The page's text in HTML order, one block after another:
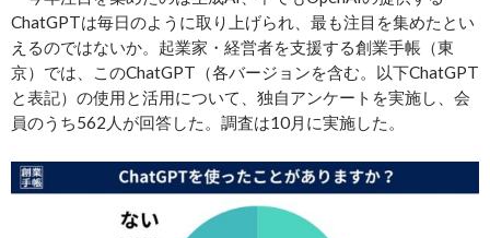
ChatGPTは毎日のように取り上げられ、最も注目を集めたとい
えるのではないか。起業家・経営者を支援する創業手帳（東
京）では、このChatGPT（各バージョンを含む。以下ChatGPT
と表記）の使用と活用について、独自アンケートを実施し、会
員のうち562人が回答した。調査は10月に実施した。